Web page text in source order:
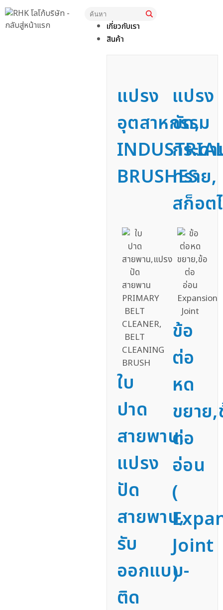
เกี่ยวกับเรา
สินค้า
แปรง
อุตสาหกรรม
BRUSHES
แปรง
ขัด,
กระด
ทราย,
สก็อต
ใบ
ปาด
สายพาน,
แปรง
ปัด
สายพาน,
รับ
ออกแบบ-
ติด
ข้อ
ต่อ
หด
ขยาย
ต่อ
อ่อน
(
Joint
)